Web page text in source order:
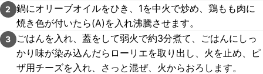
2
鍋にオリーブオイルをひき、1を中火で炒め、鶏もも肉に
焼き色が付いたら(A)を入れ沸騰させます。
3
ごはんを入れ、蓋をして弱火で約3分煮て、ごはんにしっ
かり味が染み込んだらローリエを取り出し、火を止め、ピ
ザ用チーズを入れ、さっと混ぜ、火からおろします。